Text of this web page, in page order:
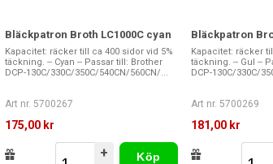
Bläckpatron Broth LC1000C cyan
Kapacitet: räcker till ca 400 sidor vid 5%
täckning. -- Cyan -- Passar till: Brother
DCP-130C/330C/350C/540CN/560CN/...
Art nr. 5700267
175,00 kr
+
Köp
Bläckpatron
Kapacitet: räcker
täckning. -- Gul --
DCP-130C/330C/
Art nr. 5700269
181,00 kr